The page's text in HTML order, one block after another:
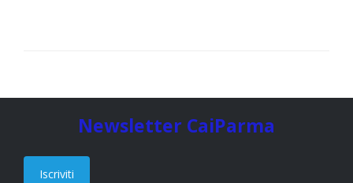
Newsletter CaiParma
Iscriviti